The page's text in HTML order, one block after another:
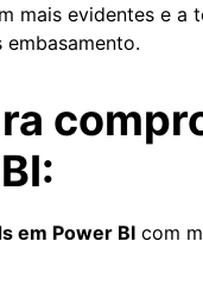
mais evidentes e a
embasamento.
em Power BI com